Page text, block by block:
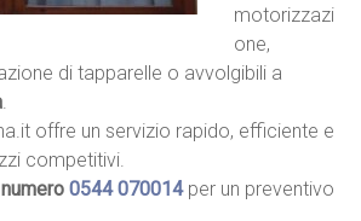
motorizzazi
one,
di tapparelle o avvolgibili a
.
offre un servizio rapido, efficiente e
competitivi.
0544 070014per un preventivo